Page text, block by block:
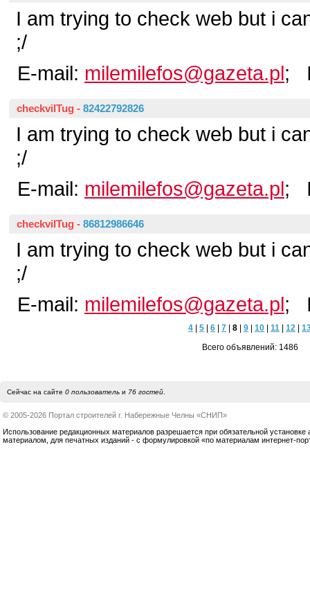
I am trying to check web but i
;/
E-mail: milemilefos@gazeta.pl;
checkvilTug - 82422792826
I am trying to check web but i
;/
E-mail: milemilefos@gazeta.pl;
checkvilTug - 86812986646
I am trying to check web but i
;/
E-mail: milemilefos@gazeta.pl;
4 5 6 7 8 9 10 11 12
Всего объявлений: 1486
Сейчас на сайте 0 пользовательи 76 гостей.
© 2005-2026 Портал строителей г. Набережные Челны «СНИП»
Использование редакционных материалов разрешается при обязательной установке
материалом, для печатных изданий - с формулировкой «по материалам интернет-